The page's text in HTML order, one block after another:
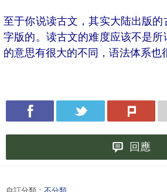
至于你说读古文，其实大陆出版
字版的。读古文的难度应该不是
的意思有很大的不同，语法体系也
回應